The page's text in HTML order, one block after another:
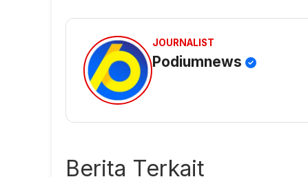
JOURNALIST
Podiumnews
Berita Terkait